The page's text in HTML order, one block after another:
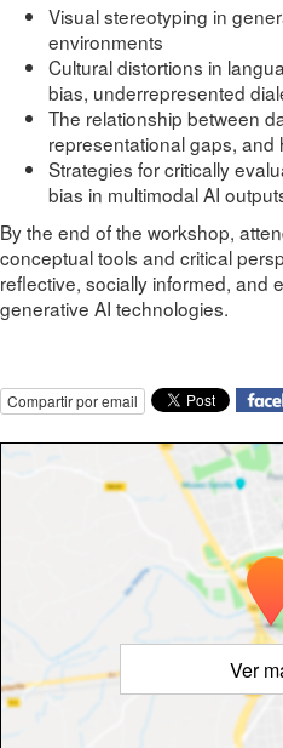
Visual stereotyping in
environments
Cultural distortions in
bias, underrepresented
The relationship between
representational gaps, and
Strategies for critically
bias in multimodal AI
By the end of the workshop,
conceptual tools and critical
reflective, socially informed, and
generative AI technologies.
Compartir por email
Ver